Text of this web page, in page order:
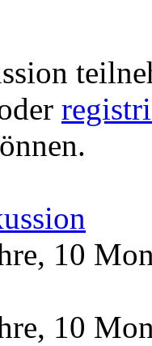
10
10